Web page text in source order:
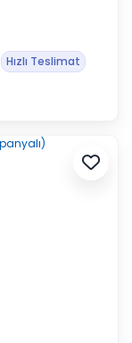
Hızlı Teslimat